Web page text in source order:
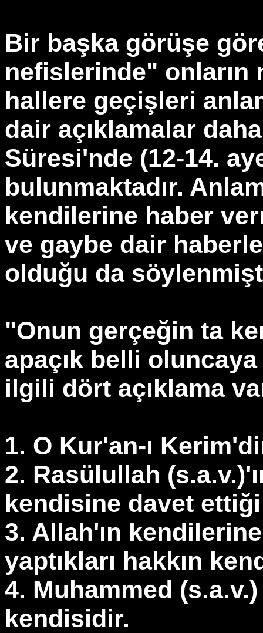
Bir başka görüşe
nefislerinde" onların
hallere geçişleri
dair açıklamalar
Süresi'nde (12-14.
bulunmaktadır.
kendilerine haber
ve gaybe dair
olduğu da
"Onun gerçeğin ta
apaçık belli
ilgili dört açıklama
1. O Kur'an-ı
2. Rasülullah
kendisine davet ettiği
3. Allah'ın
yaptıkları hakkın
4. Muhammed
kendisidir.